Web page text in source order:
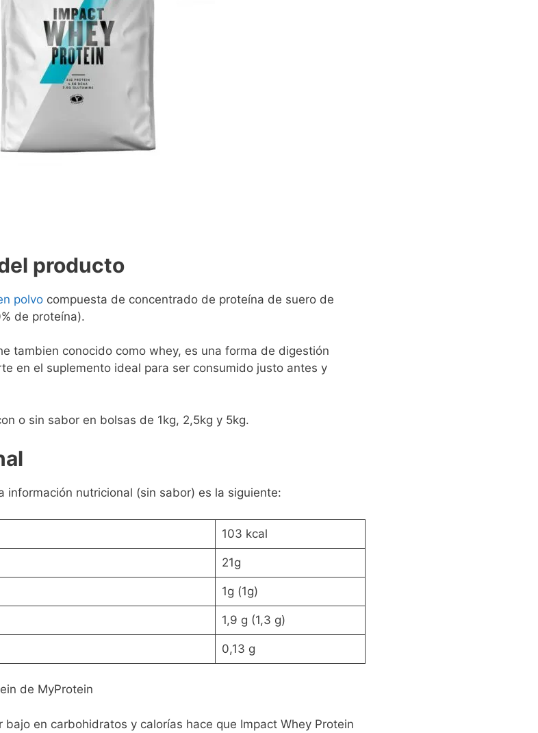
producto
polvo compuesta de concentrado de proteína de suero de
de proteína).
tambien conocido como whey, es una forma de digestión
en el suplemento ideal para ser consumido justo antes y
o sin sabor en bolsas de 1kg, 2,5kg y 5kg.
información nutricional (sin sabor) es la siguiente:
103 kcal
21g
1g (1g)
1,9 g (1,3 g)
0,13 g
de MyProtein
en carbohidratos y calorías hace que Impact Whey Protein